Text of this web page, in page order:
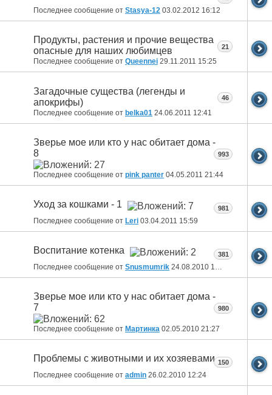
Последнее сообщение от Stasya-12 03.02.2012 16:12
Продукты, растения и прочие вещества
опасные для наших любимцев
Последнее сообщение от Queennei 29.11.2011 15:25
21
Загадочные существа (легенды и
апокрифы)
Последнее сообщение от belka01 24.06.2011 12:41
46
Зверье мое или кто у нас обитает дома -
8
Последнее сообщение от pink panter 04.05.2011 21:44
993
Уход за кошками - 1
Последнее сообщение от Leri 03.04.2011 15:59
981
Воспитание котенка
Последнее сообщение от Snusmumrik 24.08.2010 17:03
381
Зверье мое или кто у нас обитает дома -
7
Последнее сообщение от Мартинка 02.05.2010 21:27
980
Проблемы с животными и их хозяевами
Последнее сообщение от admin 26.02.2010 12:24
150